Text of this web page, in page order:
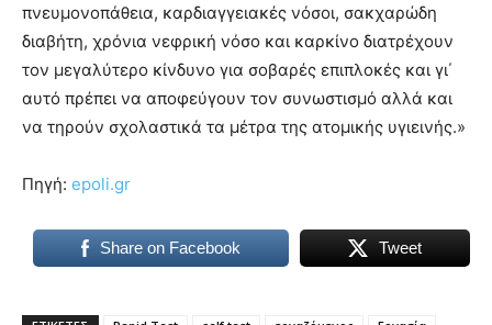
πνευμονοπάθεια, καρδιαγγειακές νόσοι, σακχαρώδη
διαβήτη, χρόνια νεφρική νόσο και καρκίνο διατρέχουν
τον μεγαλύτερο κίνδυνο για σοβαρές επιπλοκές και γι΄
αυτό πρέπει να αποφεύγουν τον συνωστισμό αλλά και
να τηρούν σχολαστικά τα μέτρα της ατομικής υγιεινής.»
Πηγή: epoli.gr
Share on Facebook Tweet